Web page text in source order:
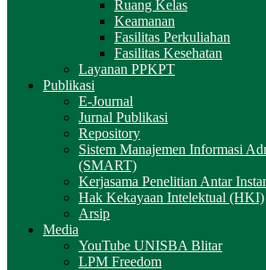
Ruang Kelas
Keamanan
Fasilitas Perkuliahan
Fasilitas Kesehatan
Layanan PPKPT
Publikasi
E-Journal
Jurnal Publikasi
Repository
Sistem Manajemen Informasi
(SMART)
Kerjasama Penelitian Antar
Hak Kekayaan Intelektual (HKI)
Arsip
Media
YouTube UNISBA Blitar
LPM Freedom